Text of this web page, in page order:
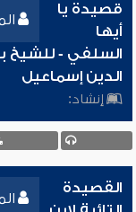
قصيدة يا
أيها
السلفي - للشيخ
الدين إسماعيل
إنشاد:
القصيدة